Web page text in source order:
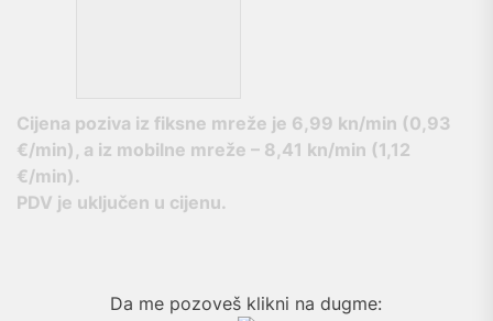
Cijena poziva iz fiksne mreže je 6,99 kn/min (0,93
€/min), a iz mobilne mreže – 8,41 kn/min (1,12
€/min).
PDV je uključen u cijenu.
Da me pozoveš klikni na dugme: